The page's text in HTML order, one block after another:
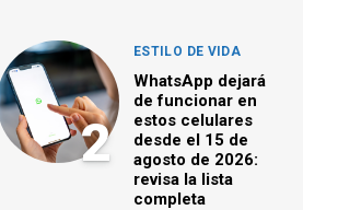
2
ESTILO DE VIDA
WhatsApp dejará
de funcionar en
estos celulares
desde el 15 de
agosto de 2026:
revisa la lista
completa